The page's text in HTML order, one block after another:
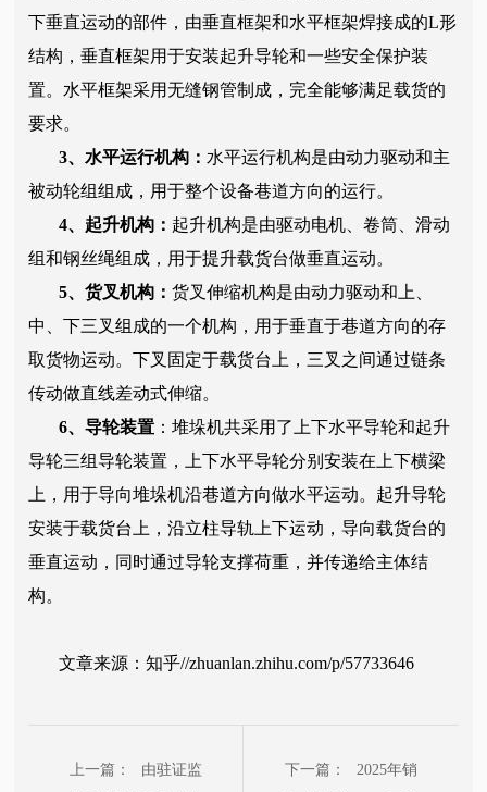
下垂直运动的部件，由垂直框架和水平框架焊接成的L形
结构，垂直框架用于安装起升导轮和一些安全保护装
置。水平框架采用无缝钢管制成，完全能够满足载货的
要求。
3、水平运行机构： 水平运行机构是由动力驱动和主
被动轮组组成，用于整个设备巷道方向的运行。
4、起升机构： 起升机构是由驱动电机、卷筒、滑动
组和钢丝绳组成，用于提升载货台做垂直运动。
5、货叉机构：货叉伸缩机构是由动力驱动和上、
中、下三叉组成的一个机构，用于垂直于巷道方向的存
取货物运动。下叉固定于载货台上，三叉之间通过链条
传动做直线差动式伸缩。
6、导轮装置 ：堆垛机共采用了上下水平导轮和起升
导轮三组导轮装置，上下水平导轮分别安装在上下横梁
上，用于导向堆垛机沿巷道方向做水平运动。起升导轮
安装于载货台上，沿立柱导轨上下运动，导向载货台的
垂直运动，同时通过导轮支撑荷重，并传递给主体结
构。
文章来源：知乎//zhuanlan.zhihu.com/p/57733646
上一篇：
由驻证监
下一篇：
2025年销